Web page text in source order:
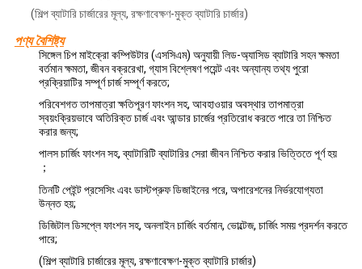
(শিল্প ব্যাটারি চার্জারের মূল্য, রক্ষণাবেক্ষণ-মুক্ত ব্যাটারি চার্জার)
পণ্য বৈশিষ্ট্য
সিঙ্গেল চিপ মাইক্রো কম্পিউটার (এসসিএম) অনুযায়ী লিড-অ্যাসিড ব্যাটারি সহন ক্ষমতা
বর্তমান ক্ষমতা, জীবন বক্ররেখা, গ্যাস বিশ্লেষণ পয়েন্ট এবং অন্যান্য তথ্য পুরো
প্রক্রিয়াটির সম্পূর্ণ চার্জ সম্পূর্ণ করতে;
পরিবেশগত তাপমাত্রা ক্ষতিপূরণ ফাংশন সহ, আবহাওয়ার অবস্থার তাপমাত্রা
স্বয়ংক্রিয়ভাবে অতিরিক্ত চার্জ এবং আন্ডার চার্জের প্রতিরোধ করতে পারে তা নিশ্চিত
করার জন্য;
পালস চার্জিং ফাংশন সহ, ব্যাটারিটি ব্যাটারির সেরা জীবন নিশ্চিত করার ভিত্তিতে পূর্ণ হয়
；
তিনটি পেইন্ট প্রসেসিং এবং ডাস্টপ্রুফ ডিজাইনের পরে, অপারেশনের নির্ভরযোগ্যতা
উন্নত হয়;
ডিজিটাল ডিসপ্লে ফাংশন সহ, অনলাইন চার্জিং বর্তমান, ভোল্টেজ, চার্জিং সময় প্রদর্শন করতে
পারে;
(শিল্প ব্যাটারি চার্জারের মূল্য, রক্ষণাবেক্ষণ-মুক্ত ব্যাটারি চার্জার)